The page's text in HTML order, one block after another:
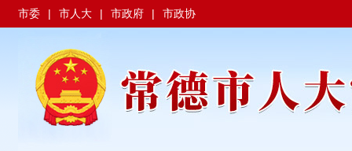
市委 | 市人大 | 市政府 | 市政协